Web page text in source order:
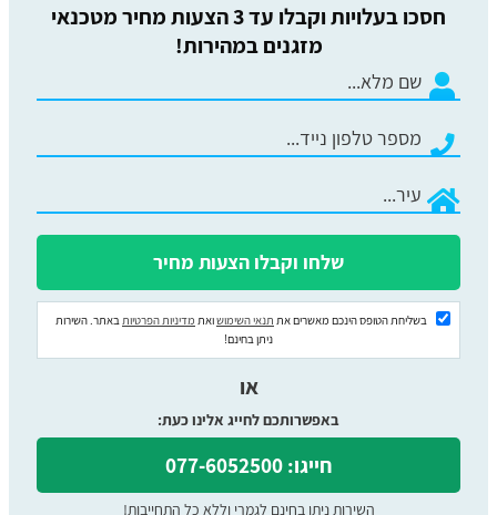
חסכו בעלויות וקבלו עד 3 הצעות מחיר מטכנאי
מזגנים במהירות!
בשליחת הטופס הינכם מאשרים את תנאי השימושואת מדיניות הפרטיותבאתר. השירות
ניתן בחינם!
או
באפשרותכם לחייג אלינו כעת:
חייגו: 077-6052500
השירות ניתן בחינם לגמרי וללא כל התחייבות!